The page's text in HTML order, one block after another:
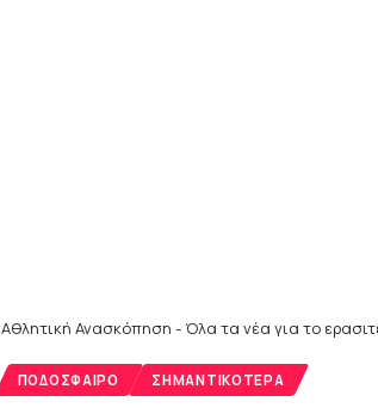
Αθλητική Ανασκόπηση - Όλα τα νέα για το
ΠΟΔΌΣΦΑΙΡΟ ΣΗΜΑΝΤΙΚΌΤΕΡΑ